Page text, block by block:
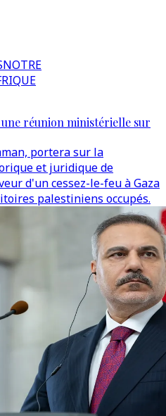
NOTRE
réunion ministérielle sur
portera sur la
et juridique de
d'un cessez-le-feu à Gaza
palestiniens occupés.